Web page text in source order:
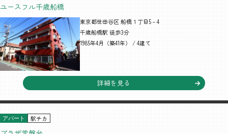
ユースフル千歳船橋
東京都世田谷区 船橋１丁目5－4
千歳船橋駅 徒歩3分
1985年4月（築41年） / 4建て
詳細を見る
アパート 駅チカ